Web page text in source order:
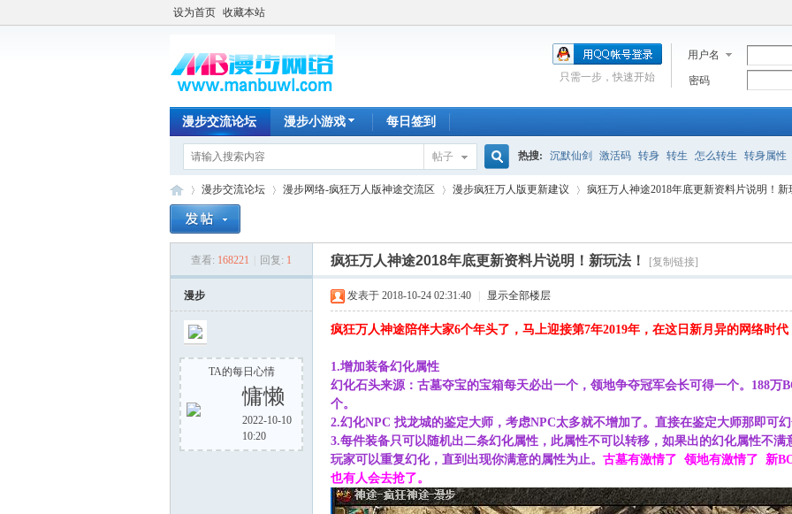
设为首页 收藏本站
用户名
密码
只需一步，快速开始
漫步交流论坛 漫步小游戏 每日签到
帖子
搜
索
热搜: 沉默仙剑 激活码 转身 转生 怎么转生 转身属性
新手卡 走法 激活 深渊 合区 充值 附魔石 蓝屏 道士
步
漫步交流论坛
›
漫步网络-疯狂万人版神途交流区
›
漫步疯狂万人版更新建议
›
疯狂万人神途2018年底更新资料片说明！新
查看: 168221 回复: 1 疯狂万人神途2018年底更新资料片说明！新玩法！ [复制链接]
漫步
TA的每日心情
慵懒
2022-10-10
10:20
发表于 2018-10-24 02:31:40 显示全部楼层
疯狂万人神途陪伴大家6个年头了，马上迎接第7年2019年，在这日新月异的网络时代
1.增加装备幻化属性
幻化石头来源：古墓夺宝的宝箱每天必出一个，领地争夺冠军会长可得一个。188万
个。
2.幻化NPC 找龙城的鉴定大师，考虑NPC太多就不增加了。直接在鉴定大师那即可幻
3.每件装备只可以随机出二条幻化属性，此属性不可以转移，如果出的幻化属性不满
玩家可以重复幻化，直到出现你满意的属性为止。 古墓有激情了 领地有激情了 新
也有人会去抢了。